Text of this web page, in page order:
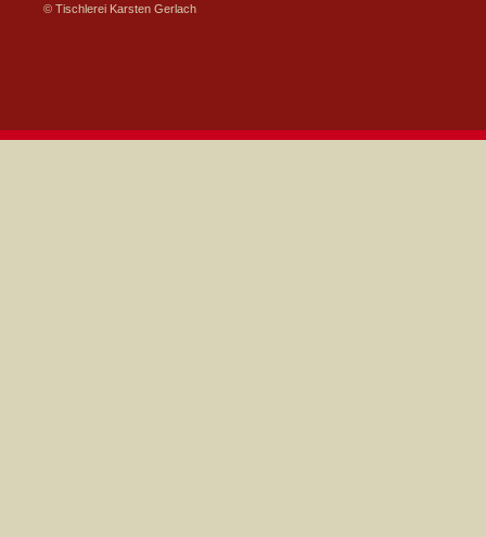
© Tischlerei Karsten Gerlach